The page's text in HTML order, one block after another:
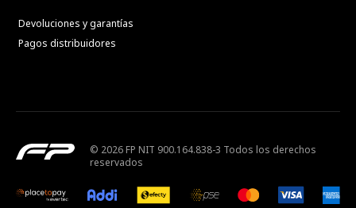
Devoluciones y garantías
Pagos distribuidores
© 2026 FP NIT 900.164.838-3 Todos los derechos
reservados